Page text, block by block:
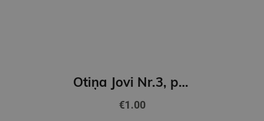
Otiņa Jovi Nr.3, ponija, apaļa
€1.00